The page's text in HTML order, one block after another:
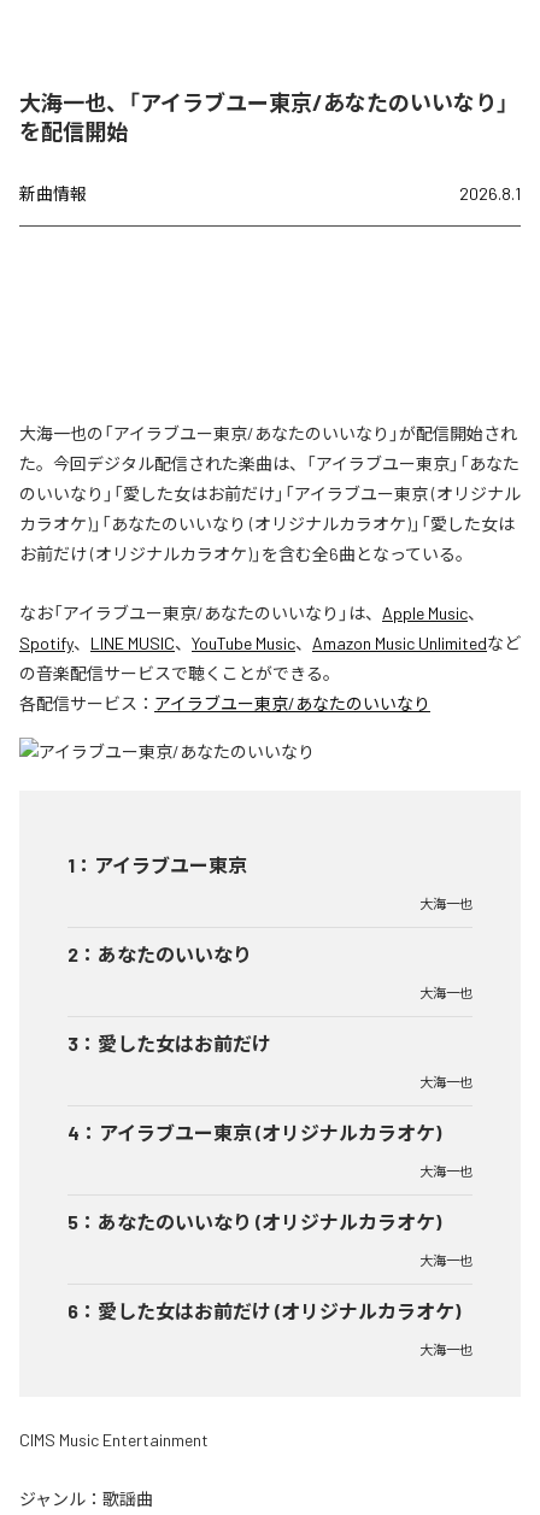
大海一也、「アイラブユー東京/あなたのいいなり」
を配信開始
新曲情報 2026.8.1
大海一也の「アイラブユー東京/あなたのいいなり」が配信開始され
た。今回デジタル配信された楽曲は、「アイラブユー東京」「あなた
のいいなり」「愛した女はお前だけ」「アイラブユー東京 (オリジナル
カラオケ)」「あなたのいいなり (オリジナルカラオケ)」「愛した女は
お前だけ (オリジナルカラオケ)」を含む全6曲となっている。
なお「アイラブユー東京/あなたのいいなり 」は、 Apple Music、
Spotify、 LINE MUSIC、 YouTube Music、 Amazon Music Unlimitedなど
の音楽配信サービスで聴くことができる。
各配信サービス： アイラブユー東京/あなたのいいなり
1 ： アイラブユー東京
大海一也
2 ： あなたのいいなり
大海一也
3 ： 愛した女はお前だけ
大海一也
4 ： アイラブユー東京 (オリジナルカラオケ)
大海一也
5 ： あなたのいいなり (オリジナルカラオケ)
大海一也
6 ： 愛した女はお前だけ (オリジナルカラオケ)
大海一也
CIMS Music Entertainment
ジャンル： 歌謡曲